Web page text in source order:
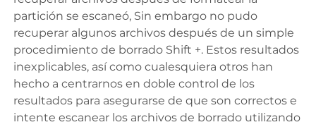
partición se escaneó, Sin embargo no pudo
recuperar algunos archivos después de un simple
procedimiento de borrado Shift +. Estos resultados
inexplicables, así como cualesquiera otros han
hecho a centrarnos en doble control de los
resultados para asegurarse de que son correctos e
intente escanear los archivos de borrado utilizando